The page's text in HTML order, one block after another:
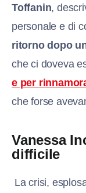
Toffanin,
personale e di
ritorno dopo
che ci doveva
e per
che forse
Vanessa
difficile
La crisi,